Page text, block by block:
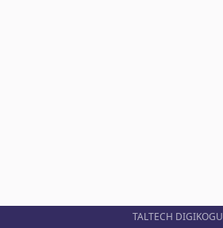
TALTECH DIGIKOGU